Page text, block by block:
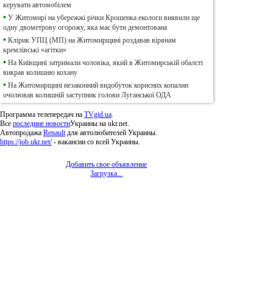
керувати автомобілем
• У Житомирі на убережжі річки Крошенка екологи виявили ще
одну двометрову огорожу, яка має бути демонтована
• Клірик УПЦ (МП) на Житомирщині роздавав вірянам
кремлівські «агітки»
• На Київщині затримали чоловіка, який в Житомирській обалсті
викрав колишню кохану
• На Житомирщині незаконний видобуток корисних копалин
очолював колишній заступник голови Луганської ОДА
Программа телепередач на TVgid.ua.
Все последние новостиУкраины на ukr.net.
Автопродажа Renaultдля автолюбителей Украины.
https://job.ukr.net/- вакансии со всей Украины.
Добавить свое объявление
Загрузка...